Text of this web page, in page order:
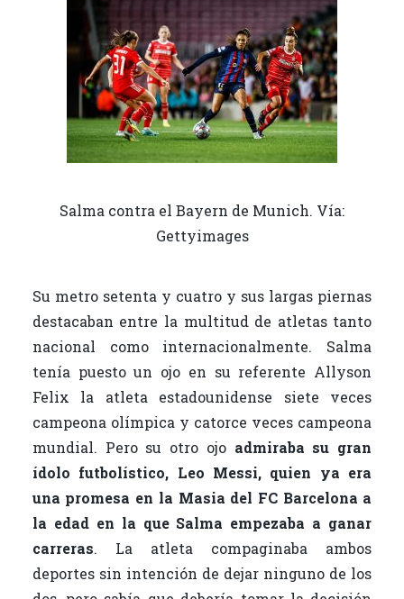
Salma contra el Bayern de Munich. Vía:
Gettyimages
Su metro setenta y cuatro y sus largas piernas
destacaban entre la multitud de atletas tanto
nacional como internacionalmente. Salma
tenía puesto un ojo en su referente Allyson
Felix la atleta estadounidense siete veces
campeona olímpica y catorce veces campeona
mundial. Pero su otro ojo admiraba su gran
ídolo futbolístico, Leo Messi, quien ya era
una promesa en la Masia del FC Barcelona a
la edad en la que Salma empezaba a ganar
carreras. La atleta compaginaba ambos
deportes sin intención de dejar ninguno de los